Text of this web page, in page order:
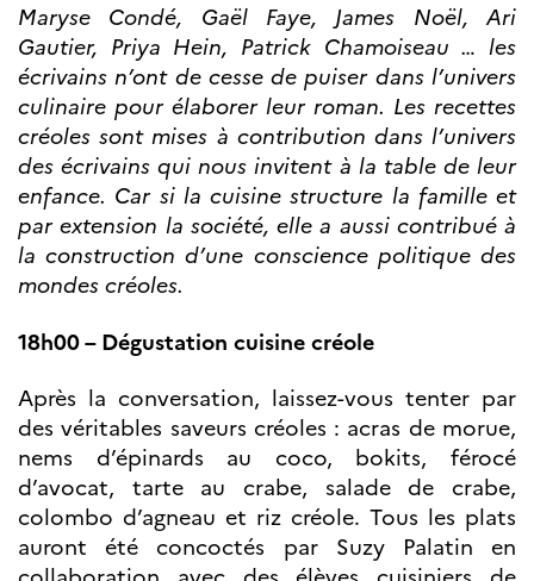
Research
Programme
Norway
Événements
Science Night
Science et
innovation
(CCFN)
Rechercher :
Maryse Condé, Gaël Faye, James Noël, Ari
Gautier, Priya Hein, Patrick Chamoiseau … les
écrivains n’ont de cesse de puiser dans l’univers
culinaire pour élaborer leur roman. Les recettes
créoles sont mises à contribution dans l’univers
des écrivains qui nous invitent à la table de leur
enfance. Car si la cuisine structure la famille et
par extension la société, elle a aussi contribué à
la construction d’une conscience politique des
mondes créoles.
18h00 – Dégustation cuisine créole
Après la conversation, laissez-vous tenter par
des véritables saveurs créoles : acras de morue,
nems d’épinards au coco, bokits, férocé
d’avocat, tarte au crabe, salade de crabe,
colombo d’agneau et riz créole. Tous les plats
auront été concoctés par Suzy Palatin en